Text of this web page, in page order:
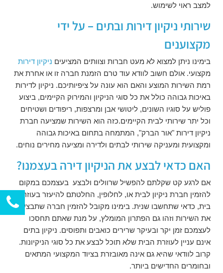
למצב ראוי לשימוש.
שירותי ניקיון דירות ובתים – על ידי
מקצוענים
בימינו ניתן למצוא לא מעט חברות וצוותים המציעים ניקיון דירות
מקצועי. אולם חשוב לוודא עוד טרם הזמנת חברה זו או אחרת את
רמת השירות המוצע והאם הוא עונה על ציפיותיכם. ניקיון לדירות
באיכות גבוהה כולל את כל סוגי הניקיון והמירוק הקיימים, ביצוע
פוליש על סוגיו השונים, ליטושי אבן ומרצפות, ריפודים ושטיחים
וכל יתר שירותי לבית הקיימים.כזה הוא השירות שמציעה חברת
ניקיון דירות "אור הברק", המתמחה בתחום באיכות גבוהה
ומקצועית ומעניקה שירותי לבתים ולדירה ומציעה מחירים נוחים.
האם כדאי לבצע את הניקיון דירה בעצמנו?
אם לרגע קט שקלתם להפשיל שרוולים ולבצע בעצמכם במקום
להזמין חברת ניקיון לבית או, לחלופין, החלטתם להיעזר בעוזרת
בית, כדאי שתחשבו שנית. בימינו מקובל להזמין חברה שתבצע
את השירות וזהו גם הפתרון המומלץ, על מנת שאתם תחסכו
לעצמכם זמן יקר ובעיקר שרירים כואבים ותפוסים. ניקיון בתים
אינם עניין לעוזרת הבית שלא תוכל לבצע את כל סוגי הניקיונות.
קרוב לוודאי שהיא גם אינה מאובזרת בציוד המקצועי המתאים
ובחומרים החדישים ביותר.